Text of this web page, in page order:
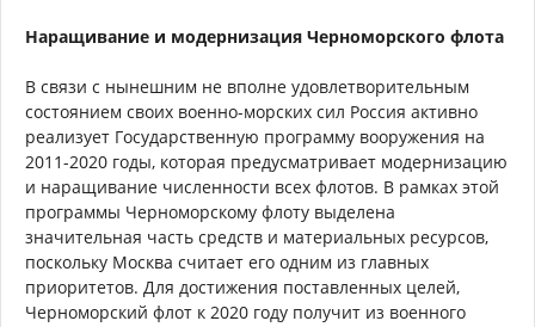
Наращивание и модернизация Черноморского флота
В связи с нынешним не вполне удовлетворительным
состоянием своих военно-морских сил Россия активно
реализует Государственную программу вооружения на
2011-2020 годы, которая предусматривает модернизацию
и наращивание численности всех флотов. В рамках этой
программы Черноморскому флоту выделена
значительная часть средств и материальных ресурсов,
поскольку Москва считает его одним из главных
приоритетов. Для достижения поставленных целей,
Черноморский флот к 2020 году получит из военного